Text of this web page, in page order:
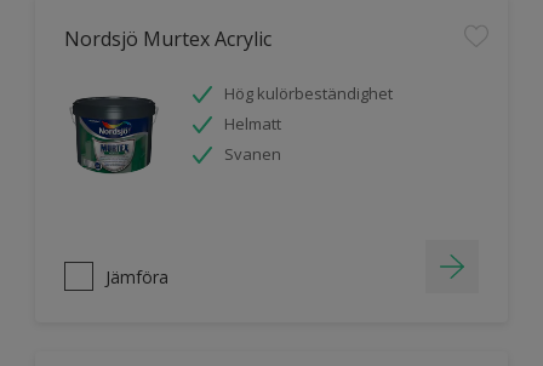
Nordsjö Murtex Acrylic
Hög kulörbeständighet
Helmatt
Svanen
Jämföra